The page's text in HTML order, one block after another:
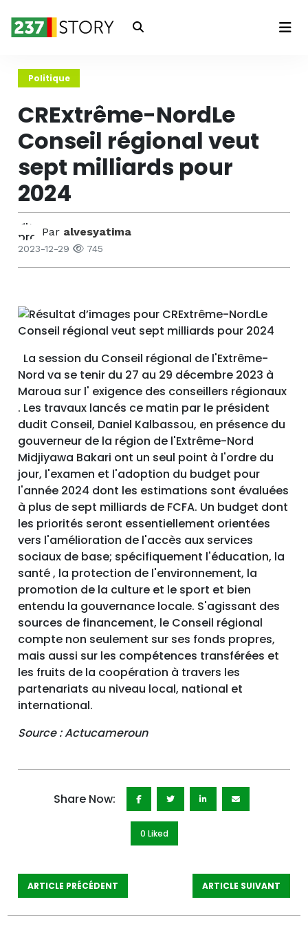
Connexion
Politique
CRExtrême-NordLe
Conseil régional veut
sept milliards pour
2024
Par alvesyatima
2023-12-29 745
La session du Conseil régional de l'Extrême-
Nord va se tenir du 27 au 29 décembre 2023 à
Maroua sur l' exigence des conseillers régionaux
. Les travaux lancés ce matin par le président
dudit Conseil, Daniel Kalbassou, en présence du
gouverneur de la région de l'Extrême-Nord
Midjiyawa Bakari ont un seul point à l'ordre du
jour, l'examen et l'adoption du budget pour
l'année 2024 dont les estimations sont évaluées
à plus de sept milliards de FCFA. Un budget dont
les priorités seront essentiellement orientées
vers l'amélioration de l'accès aux services
sociaux de base; spécifiquement l'éducation, la
santé , la protection de l'environnement, la
promotion de la culture et le sport et bien
entendu la gouvernance locale. S'agissant des
sources de financement, le Conseil régional
compte non seulement sur ses fonds propres,
mais aussi sur les compétences transférées et
les fruits de la coopération à travers les
partenariats au niveau local, national et
international.
Source : Actucameroun
Share Now:
0 Liked
ARTICLE PRÉCÉDENT ARTICLE SUIVANT